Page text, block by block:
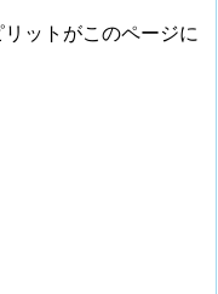
ットがこのページに